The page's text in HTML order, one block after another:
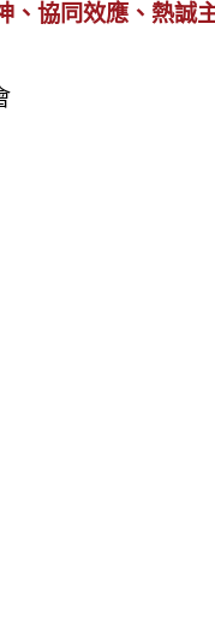
、協同效應、熱誠